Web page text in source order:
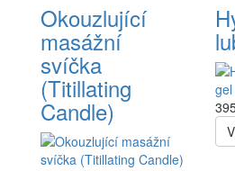
Okouzlující
masážní
svíčka
(Titillating
Candle)